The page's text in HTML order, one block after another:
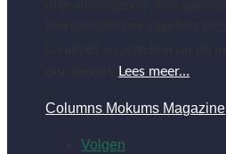
Lees meer…
Columns Mokums Magazine
Volgen